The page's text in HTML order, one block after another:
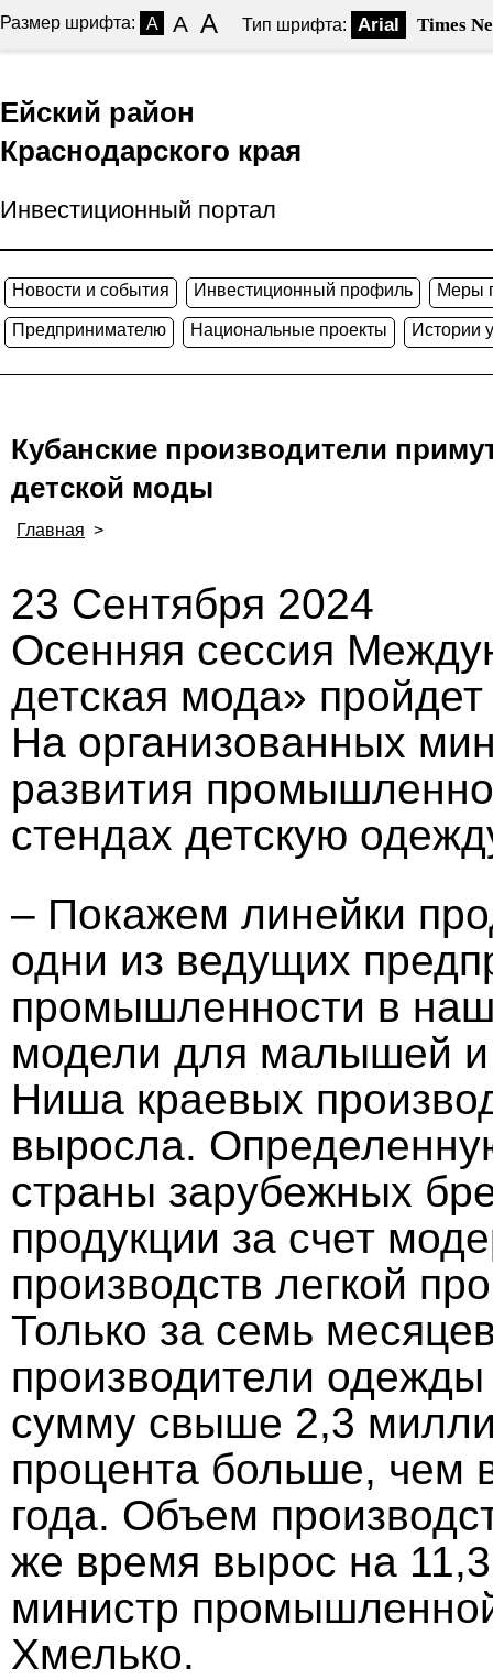
Размер шрифта: A A A Тип шрифта: Arial Times
Ейский район
Краснодарского края
Инвестиционный портал
Новости и события Инвестиционный профиль Меры
Предпринимателю Национальные проекты Истории
Кубанские производители
детской моды
Главная >
23 Сентября 2024
Осенняя сессия
детская мода»
На организованных
развития
стендах детскую
– Покажем линейки
одни из ведущих
промышленности в
модели для малышей и
Ниша краевых
выросла.
страны зарубежных
продукции за счет
производств легкой
Только за семь
производители
сумму свыше 2,3
процента больше, чем
года. Объем
же время вырос на
министр
Хмелько.